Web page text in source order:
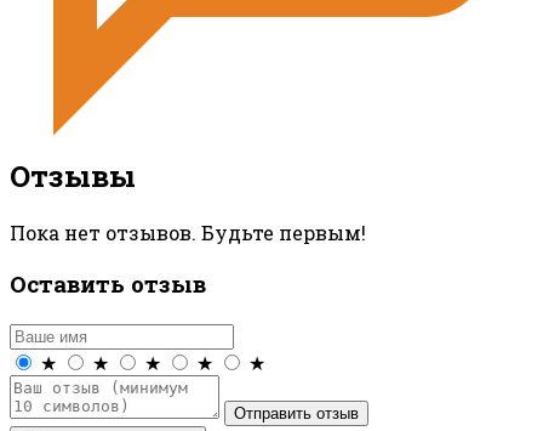
Отзывы
Пока нет отзывов. Будьте первым!
Оставить отзыв
★ ★ ★ ★ ★
Отправить отзыв